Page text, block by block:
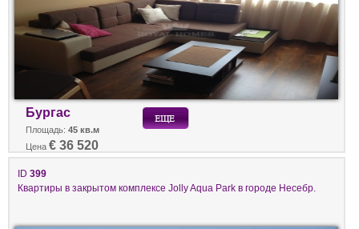
Бургас
Площадь: 45 кв.м
Цена € 36 520
ID 399
Квартиры в закрытом комплексе Jolly Aqua Park в городе Несебр.